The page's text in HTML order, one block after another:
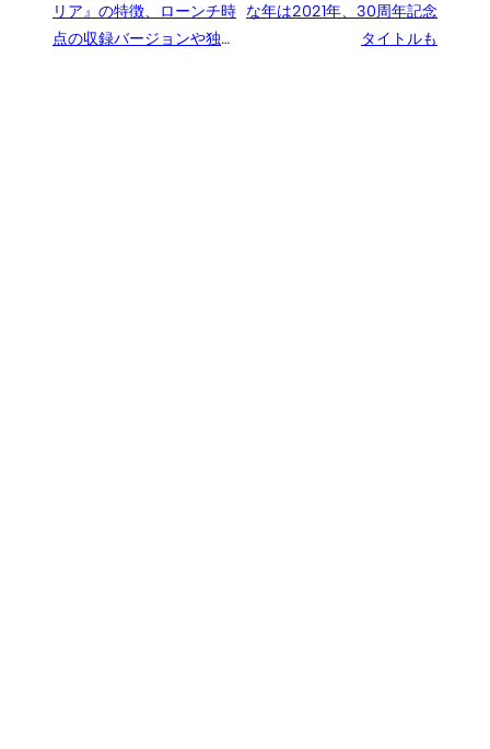
リア』の特徴、ローンチ時
点の収録バージョンや独自
な年は2021年、30周年記念
タイトルも